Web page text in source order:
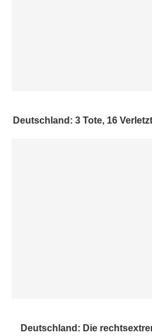
Deutschland: 3 Tote, 16
Deutschland: Die